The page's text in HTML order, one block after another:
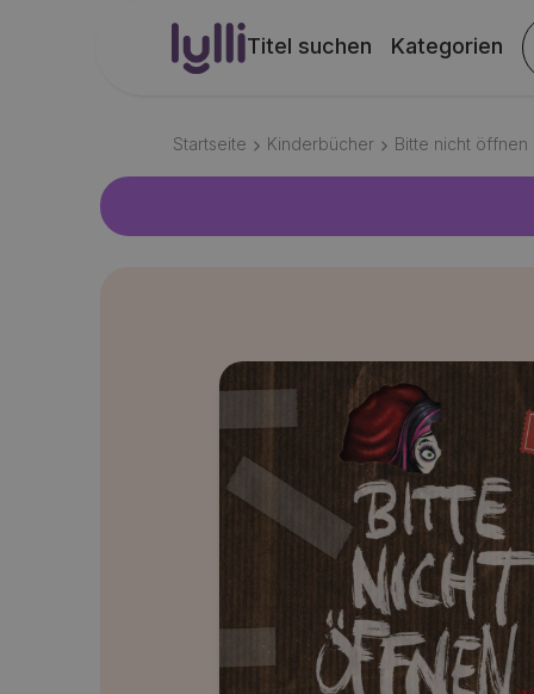
Titel suchen Kategorien
Startseite Kinderbücher Bitte nicht öffnen